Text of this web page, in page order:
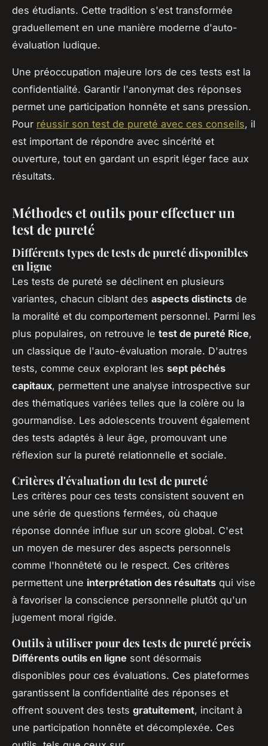
des étudiants. Cette tradition s'est transformée
graduellement en une manière moderne d'auto-
évaluation ludique.
Une préoccupation majeure lors de ces tests est la
confidentialité. Garantir l'anonymat des réponses
permet une participation honnête et sans pression.
Pour réussir son test de pureté avec ces conseils, il
est important de répondre avec sincérité et
ouverture, tout en gardant un esprit léger face aux
résultats.
Méthodes et outils pour effectuer un
test de pureté
Différents types de tests de pureté disponibles
en ligne
Les tests de pureté se déclinent en plusieurs
variantes, chacun ciblant des aspects distincts de
la moralité et du comportement personnel. Parmi les
plus populaires, on retrouve le test de pureté Rice,
un classique de l'auto-évaluation morale. D'autres
tests, comme ceux explorant les sept péchés
capitaux, permettent une analyse introspective sur
des thématiques variées telles que la colère ou la
gourmandise. Les adolescents trouvent également
des tests adaptés à leur âge, promouvant une
réflexion sur la pureté relationnelle et sociale.
Critères d'évaluation du test de pureté
Les critères pour ces tests consistent souvent en
une série de questions fermées, où chaque
réponse donnée influe sur un score global. C'est
un moyen de mesurer des aspects personnels
comme l'honnêteté ou le respect. Ces critères
permettent une interprétation des résultats qui vise
à favoriser la conscience personnelle plutôt qu'un
jugement moral rigide.
Outils à utiliser pour des tests de pureté précis
Différents outils en ligne sont désormais
disponibles pour ces évaluations. Ces plateformes
garantissent la confidentialité des réponses et
offrent souvent des tests gratuitement, incitant à
une participation honnête et décomplexée. Ces